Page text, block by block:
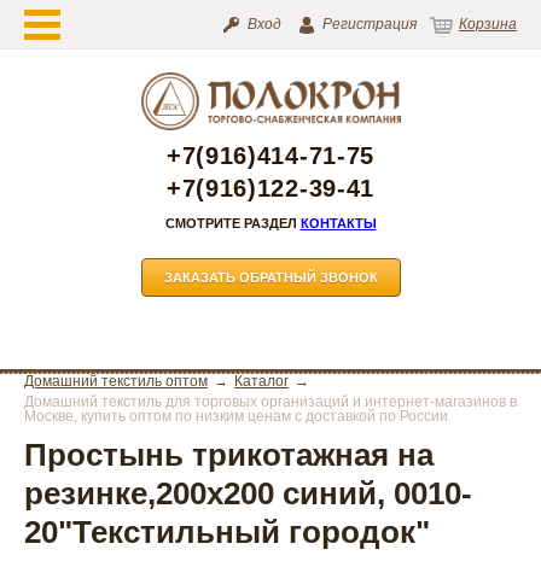
Вход Регистрация Корзина
+7(916)414-71-75
+7(916)122-39-41
СМОТРИТЕ РАЗДЕЛ КОНТАКТЫ
ЗАКАЗАТЬ ОБРАТНЫЙ ЗВОНОК
Домашний текстиль оптом
Каталог
Домашний текстиль для торговых организаций и интернет-магазинов в
Москве, купить оптом по низким ценам с доставкой по России
Простынь трикотажная на
резинке,200х200 синий, 0010-
20"Текстильный городок"